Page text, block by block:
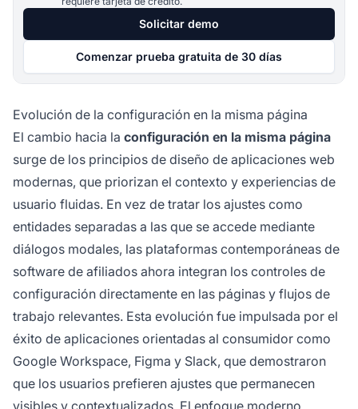
Solicitar demo
Comenzar prueba gratuita de 30 días
Evolución de la configuración en la misma página
El cambio hacia la configuración en la misma página
surge de los principios de diseño de aplicaciones web
modernas, que priorizan el contexto y experiencias de
usuario fluidas. En vez de tratar los ajustes como
entidades separadas a las que se accede mediante
diálogos modales, las plataformas contemporáneas de
software de afiliados ahora integran los controles de
configuración directamente en las páginas y flujos de
trabajo relevantes. Esta evolución fue impulsada por el
éxito de aplicaciones orientadas al consumidor como
Google Workspace, Figma y Slack, que demostraron
que los usuarios prefieren ajustes que permanecen